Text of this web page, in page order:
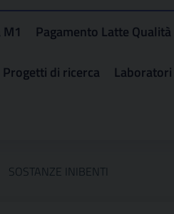
Pagamento Latte Qualità
Progetti di ricerca
SOSTANZE INIBENTI